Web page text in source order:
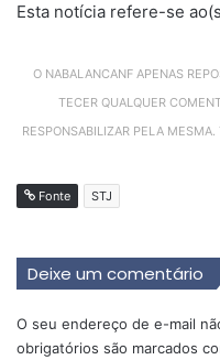
Esta notícia refere-se
O NABALANCANF APENAS
TECER QUALQUER
RESPONSABILIZAR PELA
Fonte STJ
Deixe um comentário
O seu endereço de e-mail
obrigatórios são marcados